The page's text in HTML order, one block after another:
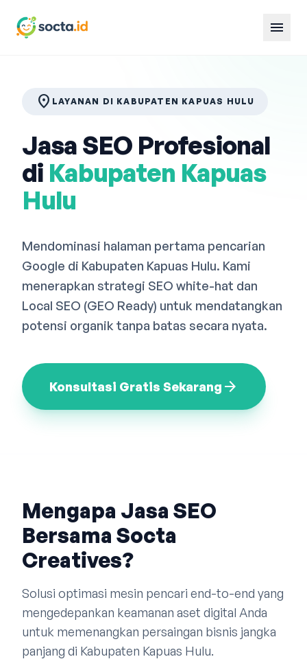
menu
Bahasa Indonesia English 中文
location_on LAYANAN DI KABUPATEN KAPUAS HULU
Jasa SEO Profesional
di Kabupaten Kapuas
Hulu
Mendominasi halaman pertama pencarian
Google di Kabupaten Kapuas Hulu. Kami
menerapkan strategi SEO white-hat dan
Local SEO (GEO Ready) untuk mendatangkan
potensi organik tanpa batas secara nyata.
Konsultasi Gratis Sekarang arrow_forward
Mengapa Jasa SEO
Bersama Socta
Creatives?
Solusi optimasi mesin pencari end-to-end yang
mengedepankan keamanan aset digital Anda
untuk memenangkan persaingan bisnis jangka
panjang di Kabupaten Kapuas Hulu.